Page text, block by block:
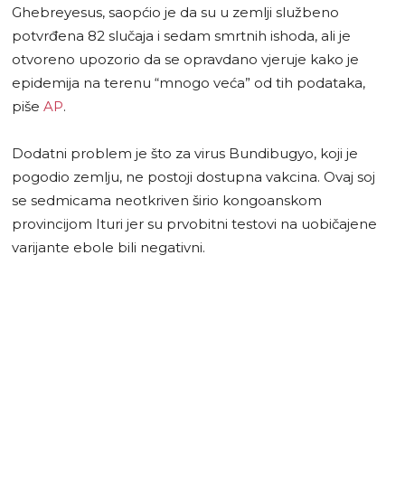
Ghebreyesus, saopćio je da su u zemlji službeno
potvrđena 82 slučaja i sedam smrtnih ishoda, ali je
otvoreno upozorio da se opravdano vjeruje kako je
epidemija na terenu “mnogo veća” od tih podataka,
piše AP.
Dodatni problem je što za virus Bundibugyo, koji je
pogodio zemlju, ne postoji dostupna vakcina. Ovaj soj
se sedmicama neotkriven širio kongoanskom
provincijom Ituri jer su prvobitni testovi na uobičajene
varijante ebole bili negativni.